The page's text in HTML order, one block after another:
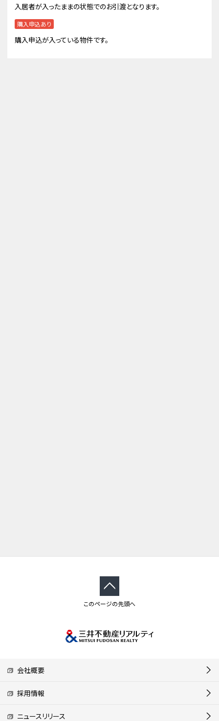
入居者が入ったままの状態でのお引渡となります。
購入申込あり
購入申込が入っている物件です。
このページの先頭へ
会社概要
採用情報
ニュースリリース